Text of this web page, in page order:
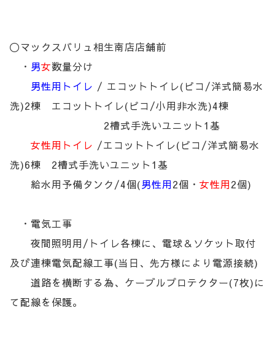
〇マックスバリュ相生南店店舗前
・ 男女数量分け
男性用トイレ / エコットトイレ(ピコ/洋式簡易水
洗)2棟 エコットトイレ(ピコ/小用非水洗)4棟
2槽式手洗いユニット1基
女性用トイレ /エコットトイレ(ピコ/洋式簡易水
洗)6棟 2槽式手洗いユニット1基
給水用予備タンク/4個(男性用2個・ 女性用2個)
・電気工事
夜間照明用/トイレ各棟に、電球＆ソケット取付
及び連棟電気配線工事(当日、先方様により電源接続)
道路を横断する為、ケーブルプロテクター(7枚)に
て配線を保護。